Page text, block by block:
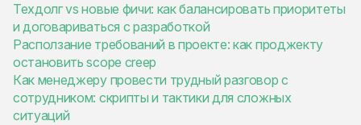
Техдолг vs новые фичи: как балансировать приоритеты
и договариваться с разработкой
Расползание требований в проекте: как проджекту
остановить scope creep
Как менеджеру провести трудный разговор с
сотрудником: скрипты и тактики для сложных
ситуаций